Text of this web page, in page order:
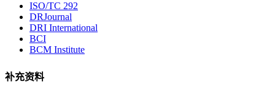
ISO/TC 292
DRJournal
DRI International
BCI
BCM Institute
补充资料